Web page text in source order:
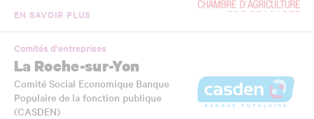
EN SAVOIR PLUS
Comités d'entreprises
La Roche-sur-Yon
Comité Social Economique Banque
Populaire de la fonction publique
(CASDEN)